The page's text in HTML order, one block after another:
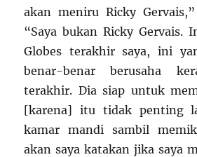
akan meniru Ricky
“Saya bukan Ricky Gervais.
Globes terakhir saya, ini
benar-benar berusaha
terakhir. Dia siap untuk
[karena] itu tidak penting
kamar mandi sambil
akan saya katakan jika saya